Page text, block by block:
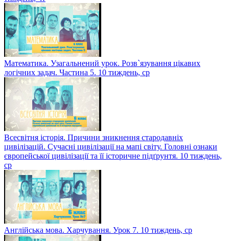
Біологія. Значення грибів у природі та житті людини. 10
тиждень, чт
Математика. Узагальнений урок. Розв`язування цікавих
логічних задач. Частина 5. 10 тиждень, ср
Всесвітня історія. Причини зникнення стародавніх
цивілізацій. Сучасні цивілізації на мапі світу. Головні ознаки
європейської цивілізації та її історичне підґрунтя. 10 тиждень,
ср